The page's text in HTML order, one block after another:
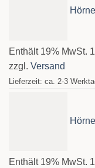
Enthält 19% MwSt.
zzgl. Versand
Lieferzeit: ca. 2-3
Enthält 19% MwSt.